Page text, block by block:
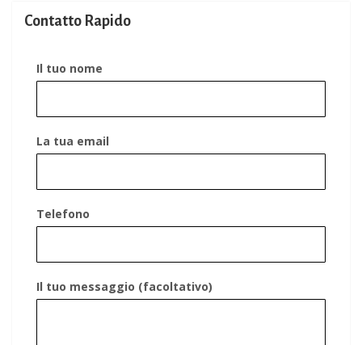
Contatto Rapido
Il tuo nome
La tua email
Telefono
Il tuo messaggio (facoltativo)